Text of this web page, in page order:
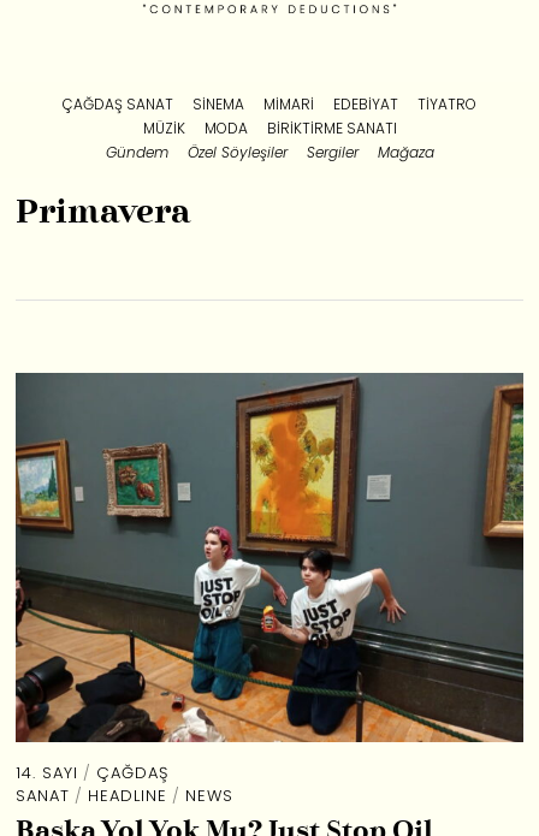
ÇAĞDAŞ SANAT SINEMA MIMARI EDEBIYAT
TIYATRO
MÜZIK
MODA
BIRIKTIRME SANATI
Gündem
Özel Söyleşiler Sergiler Mağaza
Primavera
14. SAYI / ÇAĞDAŞ
SANAT / HEADLINE / NEWS